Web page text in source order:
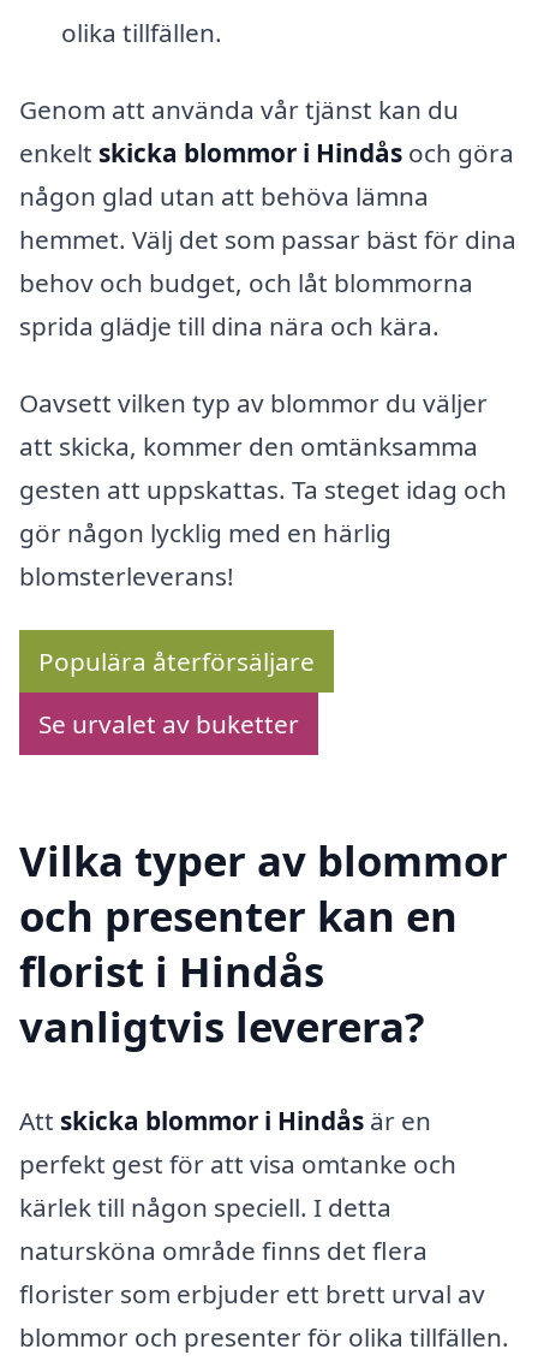
olika tillfällen.
Genom att använda vår tjänst kan du
enkelt skicka blommor i Hindås och göra
någon glad utan att behöva lämna
hemmet. Välj det som passar bäst för dina
behov och budget, och låt blommorna
sprida glädje till dina nära och kära.
Oavsett vilken typ av blommor du väljer
att skicka, kommer den omtänksamma
gesten att uppskattas. Ta steget idag och
gör någon lycklig med en härlig
blomsterleverans!
Populära återförsäljare
Se urvalet av buketter
Vilka typer av blommor
och presenter kan en
florist i Hindås
vanligtvis leverera?
Att skicka blommor i Hindås är en
perfekt gest för att visa omtanke och
kärlek till någon speciell. I detta
natursköna område finns det flera
florister som erbjuder ett brett urval av
blommor och presenter för olika tillfällen.